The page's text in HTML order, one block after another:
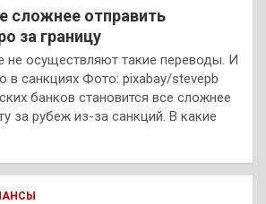
сложнее отправить
за границу
не осуществляют такие переводы. И
в санкциях Фото: pixabay/stevepb
банков становится все сложнее
за рубеж из-за санкций. В какие